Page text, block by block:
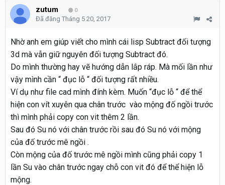
zutum 0
Đã đăng Tháng 5 20, 2017
Nhờ anh em giúp viết cho mình cái lisp Subtract đối tượng
3d mà vẫn giữ nguyên đối tượng Subtract đó.
Do mình thường hay vẽ hướng dẫn lắp ráp. Mà mối lần như
vậy mình cần “ đục lỗ “ đối tượng rất nhiều.
Ví dụ như file cad mình đính kèm. Muốn “đục lỗ “ để thể
hiện con vít xuyên qua chân trước vào mộng đố ngồi trước
thì mình phải copy con vit thêm 2 lần.
Sau đó Su nó với chân trước rồi sau đó Su nó với mộng
của đố trước mê ngồi .
Còn mộng của đố trước mê ngồi mình cũng phải copy 1
lần Su vào chân trước ngay chỗ con vit đó để thể hiện lỗ
mộng.